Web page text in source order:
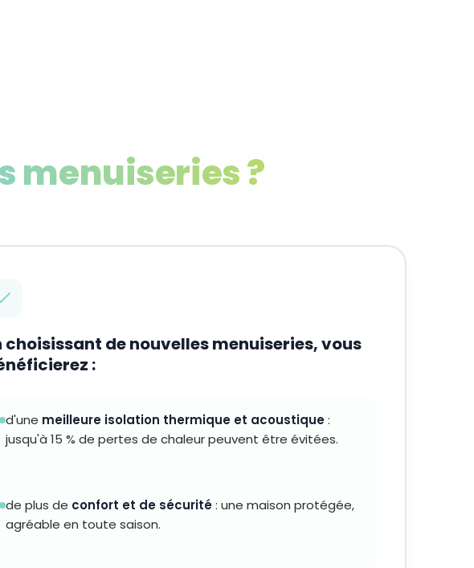
menuiseries ?
choisissant de nouvelles menuiseries, vous
:
d'une meilleure isolation thermique et acoustique:
jusqu'à 15 % de pertes de chaleur peuvent être évitées.
de plus de confort et de sécurité: une maison protégée,
agréable en toute saison.